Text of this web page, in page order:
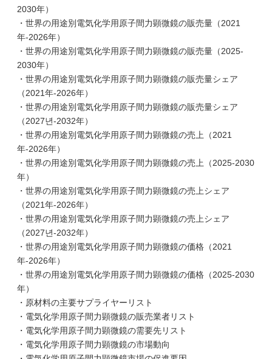
2030年）
・世界の用途別電気化学用原子間力顕微鏡の販売量（2021
年-2026年）
・世界の用途別電気化学用原子間力顕微鏡の販売量（2025-
2030年）
・世界の用途別電気化学用原子間力顕微鏡の販売量シェア
（2021年-2026年）
・世界の用途別電気化学用原子間力顕微鏡の販売量シェア
（2027년-2032年）
・世界の用途別電気化学用原子間力顕微鏡の売上（2021
年-2026年）
・世界の用途別電気化学用原子間力顕微鏡の売上（2025-2030
年）
・世界の用途別電気化学用原子間力顕微鏡の売上シェア
（2021年-2026年）
・世界の用途別電気化学用原子間力顕微鏡の売上シェア
（2027년-2032年）
・世界の用途別電気化学用原子間力顕微鏡の価格（2021
年-2026年）
・世界の用途別電気化学用原子間力顕微鏡の価格（2025-2030
年）
・原材料の主要サプライヤーリスト
・電気化学用原子間力顕微鏡の販売業者リスト
・電気化学用原子間力顕微鏡の需要先リスト
・電気化学用原子間力顕微鏡の市場動向